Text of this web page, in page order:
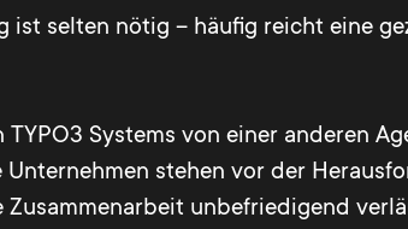
ist selten nötig – häufig reicht eine
TYPO3 Systems von einer anderen
stehen vor der
unbefriedigend